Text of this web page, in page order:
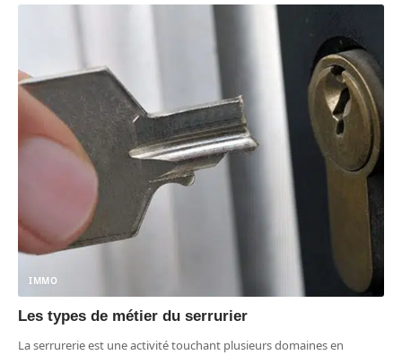
IMMO
Les types de métier du serrurier
La serrurerie est une activité touchant plusieurs domaines en